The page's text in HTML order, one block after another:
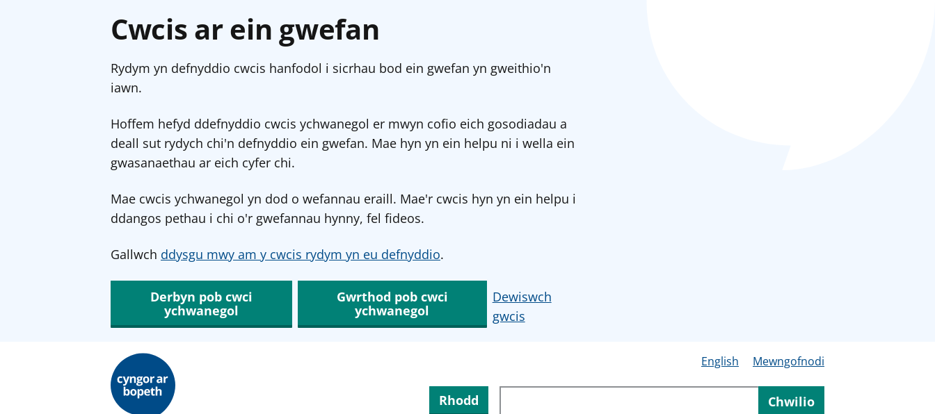
Cwcis ar ein gwefan
Rydym yn defnyddio cwcis hanfodol i sicrhau bod ein gwefan yn gweithio'n
iawn.
Hoffem hefyd ddefnyddio cwcis ychwanegol er mwyn cofio eich gosodiadau a
deall sut rydych chi'n defnyddio ein gwefan. Mae hyn yn ein helpu ni i wella ein
gwasanaethau ar eich cyfer chi.
Mae cwcis ychwanegol yn dod o wefannau eraill. Mae'r cwcis hyn yn ein helpu i
ddangos pethau i chi o'r gwefannau hynny, fel fideos.
Gallwch ddysgu mwy am y cwcis rydym yn eu defnyddio.
Derbyn pob cwci
ychwanegol
Gwrthod pob cwci
ychwanegol
Dewiswch
gwcis
English Mewngofnodi
Rhodd Chwilio